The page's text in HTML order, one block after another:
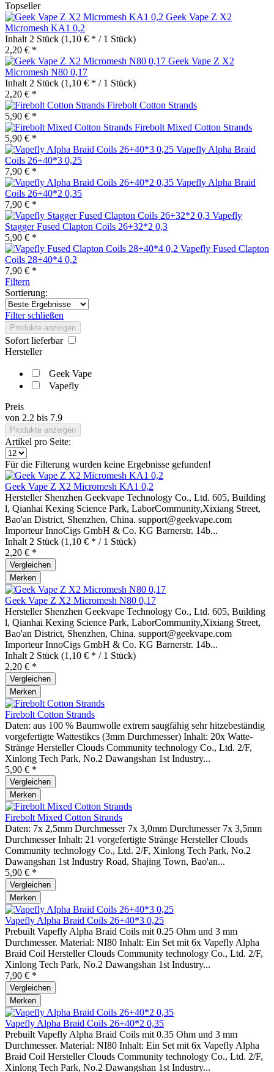
Topseller
Geek Vape Z X2
Micromesh KA1 0,2
Inhalt 2 Stück (1,10 € * / 1 Stück)
2,20 € *
Geek Vape Z X2
Micromesh N80 0,17
Inhalt 2 Stück (1,10 € * / 1 Stück)
2,20 € *
Firebolt Cotton Strands
5,90 € *
Firebolt Mixed Cotton Strands
5,90 € *
Vapefly Alpha Braid
Coils 26+40*3 0,25
7,90 € *
Vapefly Alpha Braid
Coils 26+40*2 0,35
7,90 € *
Vapefly
Stagger Fused Clapton Coils 26+32*2 0,3
5,90 € *
Vapefly Fused Clapton
Coils 28+40*4 0,2
7,90 € *
Filtern
Sortierung:
Filter schließen
Produkte anzeigen
Sofort lieferbar
Hersteller
Geek Vape
Vapefly
Preis
von 2.2 bis 7.9
Produkte anzeigen
Artikel pro Seite:
Für die Filterung wurden keine Ergebnisse gefunden!
Geek Vape Z X2 Micromesh KA1 0,2
Hersteller Shenzhen Geekvape Technology Co., Ltd. 605, Building
l, Qianhai Kexing Science Park, LaborCommunity,Xixiang Street,
Bao'an District, Shenzhen, China. support@geekvape.com
Importeur InnoCigs GmbH & Co. KG Barnerstr. 14b...
Inhalt 2 Stück (1,10 € * / 1 Stück)
2,20 € *
Vergleichen
Merken
Geek Vape Z X2 Micromesh N80 0,17
Hersteller Shenzhen Geekvape Technology Co., Ltd. 605, Building
l, Qianhai Kexing Science Park, LaborCommunity,Xixiang Street,
Bao'an District, Shenzhen, China. support@geekvape.com
Importeur InnoCigs GmbH & Co. KG Barnerstr. 14b...
Inhalt 2 Stück (1,10 € * / 1 Stück)
2,20 € *
Vergleichen
Merken
Firebolt Cotton Strands
Daten: aus 100 % Baumwolle extrem saugfähig sehr hitzebeständig
vorgefertigte Wattestikcs (3mm Durchmesser) Inhalt: 20x Watte-
Stränge Hersteller Clouds Community technology Co., Ltd. 2/F,
Xinlong Tech Park, No.2 Dawangshan 1st Industry...
5,90 € *
Vergleichen
Merken
Firebolt Mixed Cotton Strands
Daten: 7x 2,5mm Durchmesser 7x 3,0mm Durchmesser 7x 3,5mm
Durchmesser Inhalt: 21 vorgefertigte Stränge Hersteller Clouds
Community technology Co., Ltd. 2/F, Xinlong Tech Park, No.2
Dawangshan 1st Industry Road, Shajing Town, Bao'an...
5,90 € *
Vergleichen
Merken
Vapefly Alpha Braid Coils 26+40*3 0,25
Prebuilt Vapefly Alpha Braid Coils mit 0.25 Ohm und 3 mm
Durchmesser. Material: NI80 Inhalt: Ein Set mit 6x Vapefly Alpha
Braid Coil Hersteller Clouds Community technology Co., Ltd. 2/F,
Xinlong Tech Park, No.2 Dawangshan 1st Industry...
7,90 € *
Vergleichen
Merken
Vapefly Alpha Braid Coils 26+40*2 0,35
Prebuilt Vapefly Alpha Braid Coils mit 0.35 Ohm und 3 mm
Durchmesser. Material: NI80 Inhalt: Ein Set mit 6x Vapefly Alpha
Braid Coil Hersteller Clouds Community technology Co., Ltd. 2/F,
Xinlong Tech Park, No.2 Dawangshan 1st Industry...